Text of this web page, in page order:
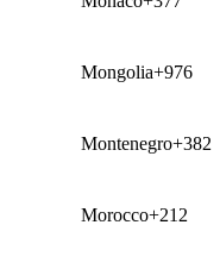
Mongolia+976
Montenegro+382
Morocco+212